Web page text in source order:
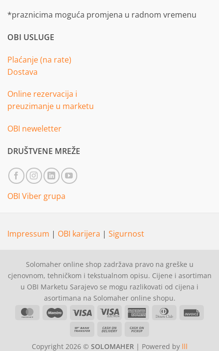
*praznicima moguća promjena u radnom vremenu
OBI USLUGE
Plaćanje (na rate)
Dostava
Online rezervacija i
preuzimanje u marketu
OBI neweletter
DRUŠTVENE MREŽE
OBI Viber grupa
Impressum | OBI karijera | Sigurnost
Solomaher online shop zadržava pravo na greške u
cjenovnom, tehničkom i tekstualnom opisu. Cijene i asortiman
u OBI Marketu Sarajevo se mogu razlikovati od cijena i
asortimana na Solomaher online shopu.
MasterCardMaestro Visa
Visa
American Dinners
Bank
Cash
Copyright 2026 © SOLOMAHER | Powered by lll